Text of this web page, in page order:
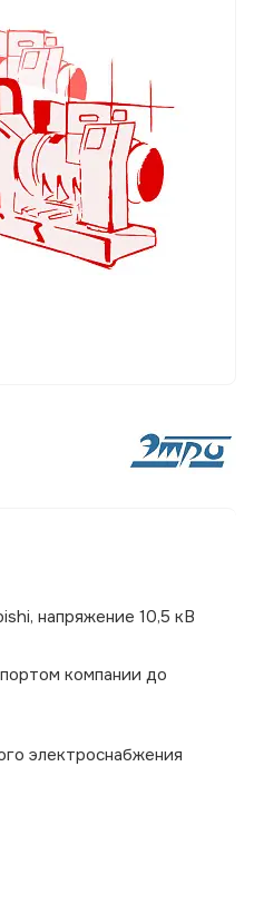
напряжение 10,5 кВ
компании до
электроснабжения